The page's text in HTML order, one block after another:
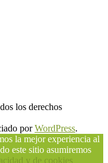
los derechos
porWordPress.
la mejor experiencia al
este sitio asumiremos
y de cookies